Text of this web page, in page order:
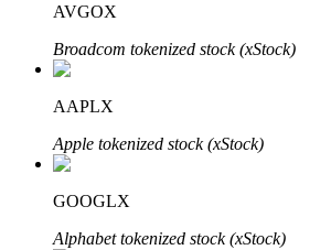
Bitrue
AVGOX
Broadcom tokenized stock (xStock)
AAPLX
Apple tokenized stock (xStock)
GOOGLX
Alphabet tokenized stock (xStock)